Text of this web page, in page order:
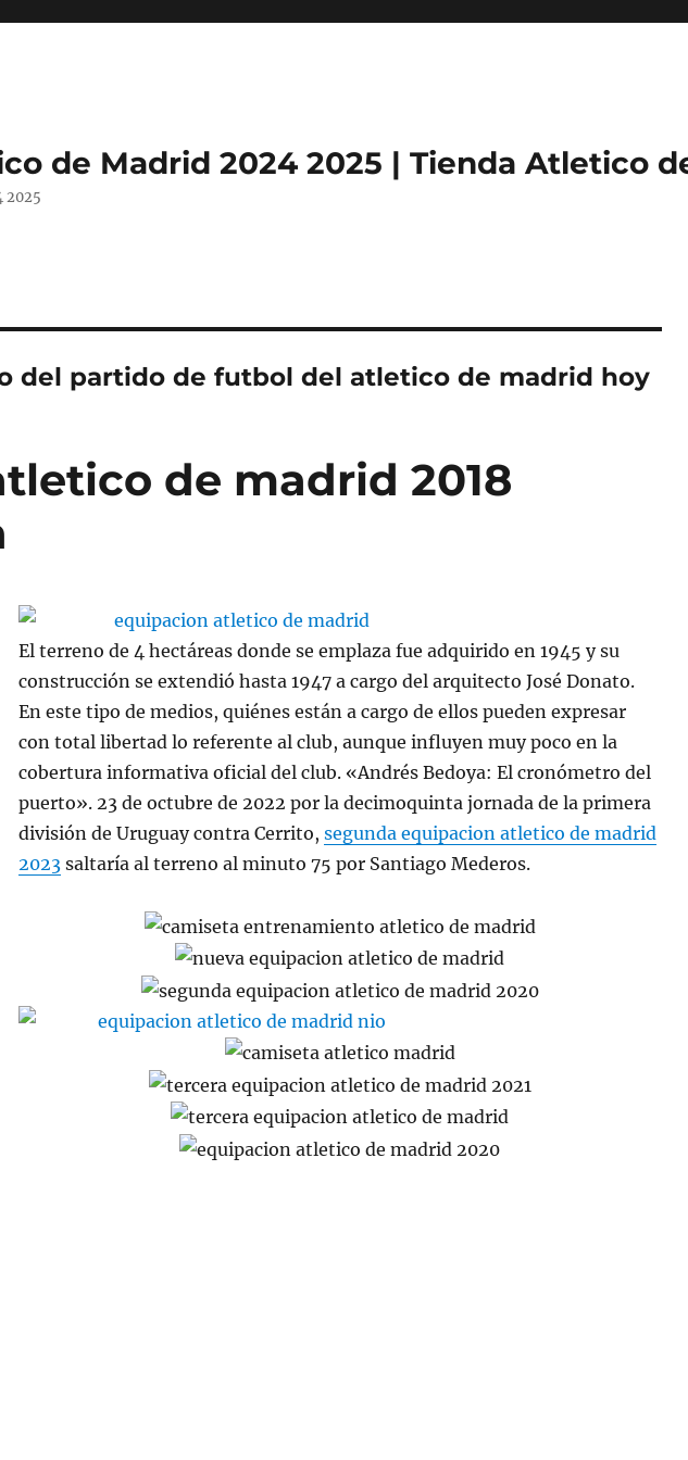
de Madrid 2024 2025 | Tienda Atletico
2025
del partido de futbol del atletico de madrid hoy
de madrid 2018
El terreno de 4 hectáreas donde se emplaza fue adquirido en 1945 y su
construcción se extendió hasta 1947 a cargo del arquitecto José Donato.
En este tipo de medios, quiénes están a cargo de ellos pueden expresar
con total libertad lo referente al club, aunque influyen muy poco en la
cobertura informativa oficial del club. «Andrés Bedoya: El cronómetro del
puerto». 23 de octubre de 2022 por la decimoquinta jornada de la primera
división de Uruguay contra Cerrito, segunda equipacion atletico de madrid
2023saltaría al terreno al minuto 75 por Santiago Mederos.